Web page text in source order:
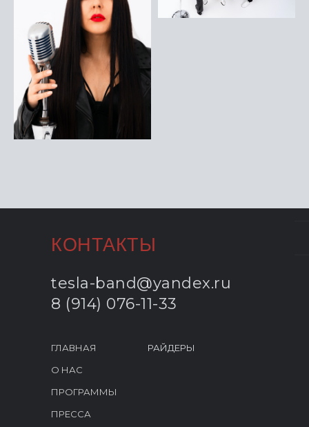
РАЙДЕРЫ
8 (914) 076-11-33
tesla-band@yandex.ru
КОНТАКТЫ
ПРЕССА
ПРОГРАММЫ
О НАС
ГЛАВНАЯ